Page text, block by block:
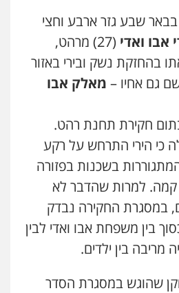
צבאי נזיקין
גונן
חמור תעבורה צבא מעצרים
– משרד עורך דין פלילי
חמורה סמים מעצרים
נג'אר
דין לענייני אסירים מעצרים
שבע גזר ארבע וחצי
אבו ואדי
(27) מרהט,
בהחזקת נשק ובירי באזור
גם אחיו – מאלק אבו
חקירת תחנת רהט.
כי הירי התרחש על רקע
בשכנות בפזורה
למרות שהדבר לא
במסגרת החקירה נבדק
בין משפחת אבו ואדי לבין
מריבה בין ילדים.
שהוגש במסגרת הסדר